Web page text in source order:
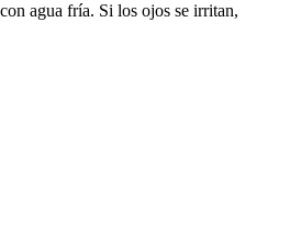
agua fría. Si los ojos se irritan,